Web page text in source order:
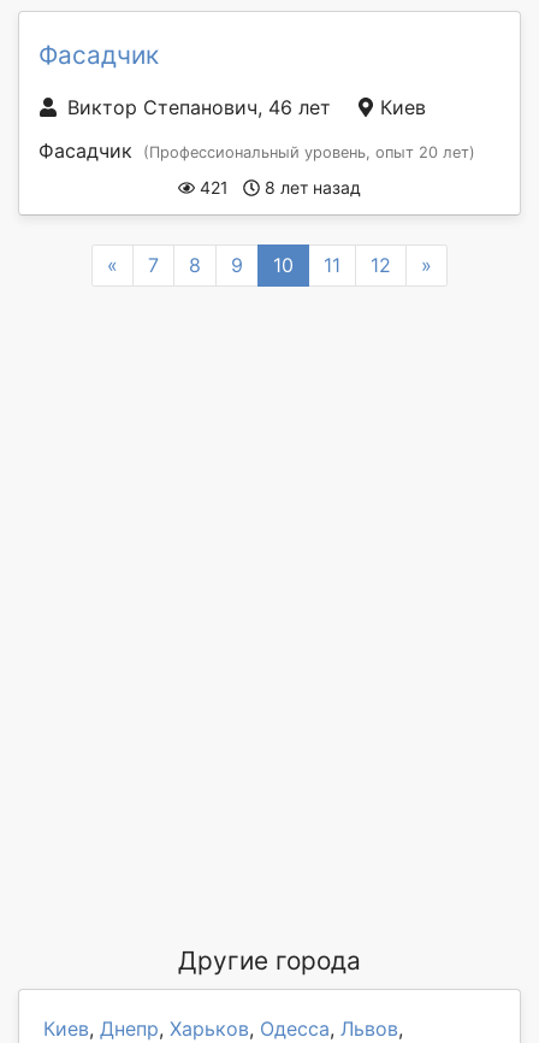
Фасадчик
Виктор Степанович, 46 лет
Киев
Фасадчик
(Профессиональный уровень, опыт 20 лет)
421 8 лет назад
« Previous
7 8 9 10 11 12 »
Другие города
Киев, Днепр, Харьков, Одесса, Львов,